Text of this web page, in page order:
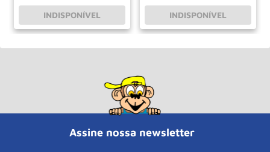
INDISPONÍVEL INDISPONÍVEL
Assine nossa newsletter